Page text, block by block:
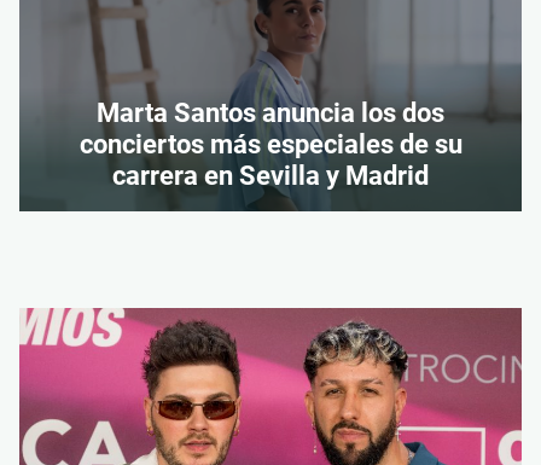
Marta Santos anuncia los dos
conciertos más especiales de su
carrera en Sevilla y Madrid